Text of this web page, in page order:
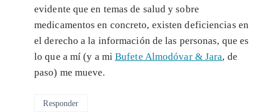
evidente que en temas de salud y sobre
medicamentos en concreto, existen deficiencias en
el derecho a la información de las personas, que es
lo que a mí (y a miBufete Almodóvar & Jara, de
paso) me mueve.
Responder